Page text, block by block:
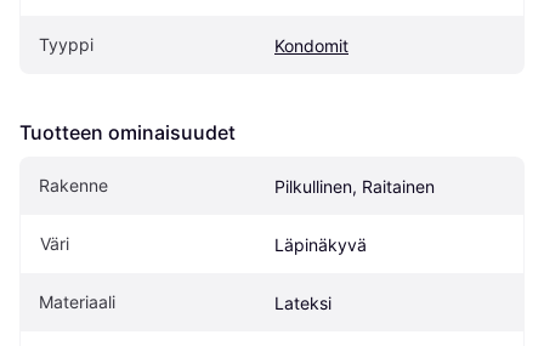
Tyyppi Kondomit
Tuotteen ominaisuudet
Rakenne Pilkullinen, Raitainen
Väri Läpinäkyvä
Materiaali Lateksi